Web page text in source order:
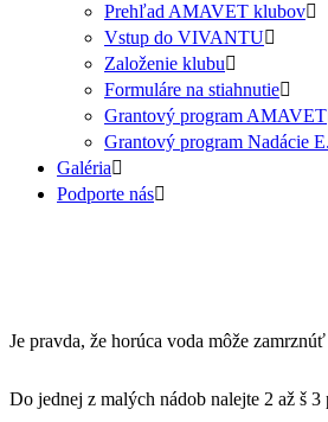
Prehľad AMAVET klubov
Vstup do VIVANTU
Založenie klubu
Formuláre na stiahnutie
Grantový program AMAVET
Grantový program Nadácie
Galéria
Podporte nás
Je pravda, že horúca voda môže
Do jednej z malých nádob nalejte 2 až š